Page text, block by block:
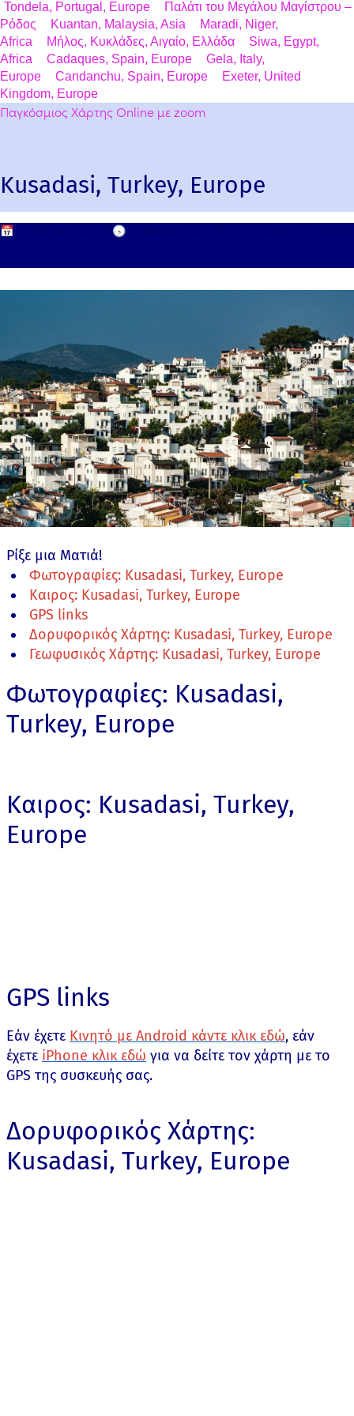
Tondela, Portugal, Europe
Παλάτι του Μεγάλου Μαγίστρου –
Ρόδος
Kuantan, Malaysia, Asia
Maradi, Niger,
Africa
Μήλος, Κυκλάδες, Αιγαίο, Ελλάδα
Siwa, Egypt,
Africa
Cadaques, Spain, Europe
Gela, Italy,
Europe
Candanchu, Spain, Europe
Exeter, United
Kingdom, Europe
Παγκόσμιος Χάρτης Online με zoom
Kusadasi, Turkey, Europe
📅 🕟
Ρίξε μια Ματιά!
Φωτογραφίες: Kusadasi, Turkey, Europe
Καιρος: Kusadasi, Turkey, Europe
GPS links
Δορυφορικός Χάρτης: Kusadasi, Turkey, Europe
Γεωφυσικός Χάρτης: Kusadasi, Turkey, Europe
Φωτογραφίες: Kusadasi,
Turkey, Europe
Καιρος: Kusadasi, Turkey,
Europe
GPS links
Εάν έχετε Κινητό με Android κάντε κλικ εδώ, εάν
έχετε iPhone κλικ εδώ για να δείτε τον χάρτη με το
GPS της συσκευής σας.
Δορυφορικός Χάρτης:
Kusadasi, Turkey, Europe